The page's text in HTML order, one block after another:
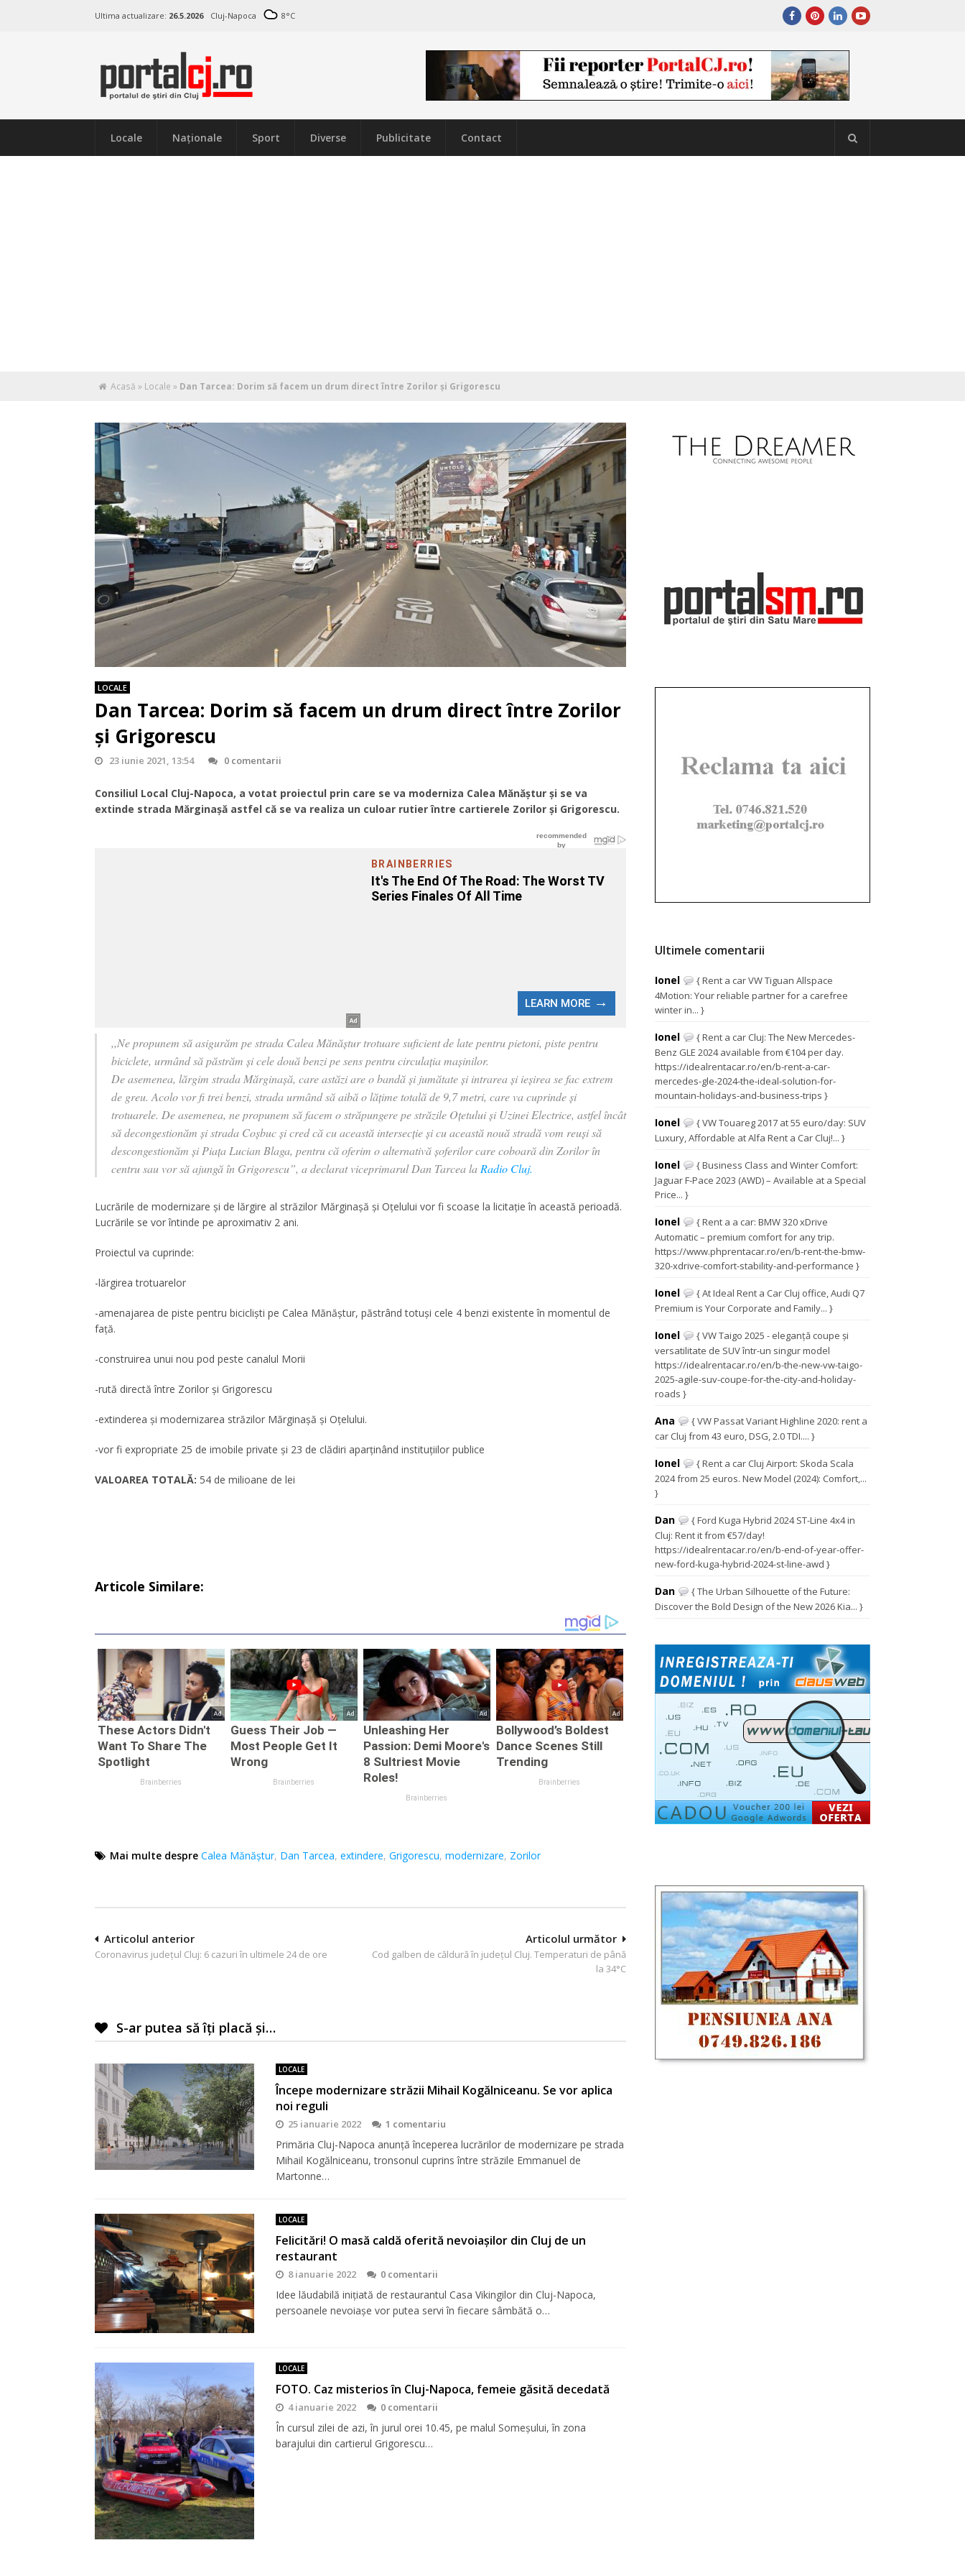
Ultima actualizare: 26.5.2026 Cluj-Napoca 8°C
Locale Naţionale Sport Diverse Publicitate Contact
Acasă » Locale » Dan Tarcea: Dorim să facem un drum direct între Zorilor și Grigorescu
LOCALE
Dan Tarcea: Dorim să facem un drum direct între Zorilor
și Grigorescu
23 iunie 2021, 13:54 0 comentarii
Consiliul Local Cluj-Napoca, a votat proiectul prin care se va moderniza Calea Mănăștur și se va
extinde strada Mărginașă astfel că se va realiza un culoar rutier între cartierele Zorilor și Grigorescu.
,,Ne propunem să asigurăm pe strada Calea Mănăștur trotuare suficient de late pentru pietoni, piste pentru
biciclete, urmând să păstrăm și cele două benzi pe sens pentru circulația mașinilor.
De asemenea, lărgim strada Mărginașă, care astăzi are o bandă și jumătate și intrarea și ieșirea se fac extrem
de greu. Acolo vor fi trei benzi, strada urmând să aibă o lățime totală de 9,7 metri, care va cuprinde și
trotuarele. De asemenea, ne propunem să facem o străpungere pe străzile Oțetului și Uzinei Electrice, astfel încât
să decongestionăm și strada Coșbuc și cred că cu această intersecție și cu această nouă stradă vom reuși să
descongestionăm și Piața Lucian Blaga, pentru că oferim o alternativă șoferilor care coboară din Zorilor în
centru sau vor să ajungă în Grigorescu”, a declarat viceprimarul Dan Tarcea la Radio Cluj.
Lucrările de modernizare și de lărgire al străzilor Mărginașă și Oțelului vor fi scoase la licitație în această perioadă.
Lucrările se vor întinde pe aproximativ 2 ani.
Proiectul va cuprinde:
-lărgirea trotuarelor
-amenajarea de piste pentru bicicliști pe Calea Mănăștur, păstrând totuși cele 4 benzi existente în momentul de
față.
-construirea unui nou pod peste canalul Morii
-rută directă între Zorilor și Grigorescu
-extinderea și modernizarea străzilor Mărginașă și Oțelului.
-vor fi expropriate 25 de imobile private și 23 de clădiri aparținând instituțiilor publice
VALOAREA TOTALĂ: 54 de milioane de lei
Articole Similare:
Mai multe despre Calea Mănăștur, Dan Tarcea, extindere, Grigorescu, modernizare, Zorilor
Navigare
în
Articolul următor
Cod galben de căldură în județul Cluj. Temperaturi de până
la 34°C
Articolul anterior
Coronavirus județul Cluj: 6 cazuri în ultimele 24 de ore
S-ar putea să îți placă și…
LOCALE
Începe modernizare străzii Mihail Kogălniceanu. Se vor aplica
noi reguli
25 ianuarie 2022 1 comentariu
Primăria Cluj-Napoca anunță începerea lucrărilor de modernizare pe strada
Mihail Kogălniceanu, tronsonul cuprins între străzile Emmanuel de
Martonne…
LOCALE
Felicitări! O masă caldă oferită nevoiașilor din Cluj de un
restaurant
8 ianuarie 2022 0 comentarii
Idee lăudabilă inițiată de restaurantul Casa Vikingilor din Cluj-Napoca,
persoanele nevoiașe vor putea servi în fiecare sâmbătă o…
LOCALE
FOTO. Caz misterios în Cluj-Napoca, femeie găsită decedată
4 ianuarie 2022 0 comentarii
În cursul zilei de azi, în jurul orei 10.45, pe malul Someșului, în zona
barajului din cartierul Grigorescu…
Ultimele comentarii
Ionel
{ Rent a car VW Tiguan Allspace
4Motion: Your reliable partner for a carefree
winter in... }
Ionel
{ Rent a car Cluj: The New Mercedes-
Benz GLE 2024 available from €104 per day.
https://idealrentacar.ro/en/b-rent-a-car-
mercedes-gle-2024-the-ideal-solution-for-
mountain-holidays-and-business-trips }
Ionel
{ VW Touareg 2017 at 55 euro/day: SUV
Luxury, Affordable at Alfa Rent a Car Cluj!... }
Ionel
{ Business Class and Winter Comfort:
Jaguar F-Pace 2023 (AWD) – Available at a Special
Price... }
Ionel
{ Rent a a car: BMW 320 xDrive
Automatic – premium comfort for any trip.
https://www.phprentacar.ro/en/b-rent-the-bmw-
320-xdrive-comfort-stability-and-performance }
Ionel
{ At Ideal Rent a Car Cluj office, Audi Q7
Premium is Your Corporate and Family... }
Ionel
{ VW Taigo 2025 - eleganță coupe și
versatilitate de SUV într-un singur model
https://idealrentacar.ro/en/b-the-new-vw-taigo-
2025-agile-suv-coupe-for-the-city-and-holiday-
roads }
Ana
{ VW Passat Variant Highline 2020: rent a
car Cluj from 43 euro, DSG, 2.0 TDI.... }
Ionel
{ Rent a car Cluj Airport: Skoda Scala
2024 from 25 euros. New Model (2024): Comfort,...
}
Dan
{ Ford Kuga Hybrid 2024 ST-Line 4x4 in
Cluj: Rent it from €57/day!
https://idealrentacar.ro/en/b-end-of-year-offer-
new-ford-kuga-hybrid-2024-st-line-awd }
Dan
{ The Urban Silhouette of the Future:
Discover the Bold Design of the New 2026 Kia... }